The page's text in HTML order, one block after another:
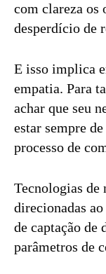
com clareza os
desperdício de
E isso implica
empatia. Para
achar que seu
estar sempre
processo de
Tecnologias de
direcionadas
de captação de
parâmetros de